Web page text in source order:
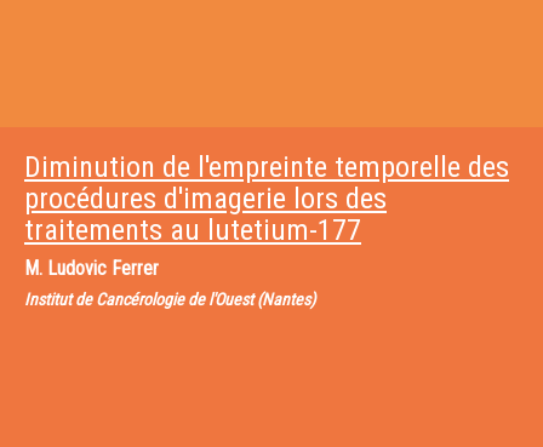
Diminution de l'empreinte temporelle des
procédures d'imagerie lors des
traitements au lutetium-177
M. Ludovic Ferrer
Institut de Cancérologie de l'Ouest (Nantes)